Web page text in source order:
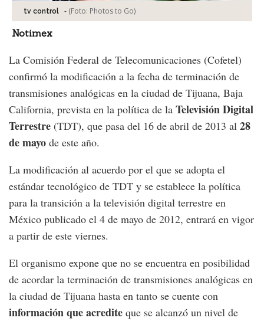
tv control - (Foto: Photos to Go)
Notimex
La Comisión Federal de Telecomunicaciones (Cofetel)
confirmó la modificación a la fecha de terminación de
transmisiones analógicas en la ciudad de Tijuana, Baja
California, prevista en la política de la Televisión Digital
Terrestre (TDT), que pasa del 16 de abril de 2013 al 28
de mayo de este año.
La modificación al acuerdo por el que se adopta el
estándar tecnológico de TDT y se establece la política
para la transición a la televisión digital terrestre en
México publicado el 4 de mayo de 2012, entrará en vigor
a partir de este viernes.
El organismo expone que no se encuentra en posibilidad
de acordar la terminación de transmisiones analógicas en
la ciudad de Tijuana hasta en tanto se cuente con
información que acredite que se alcanzó un nivel de